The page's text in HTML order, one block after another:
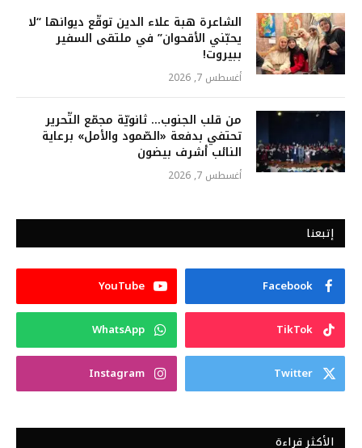
الشاعرة هبة علاء الدين توقّع ديوانها “لا
يحبّني الأقحوان” في ملتقى السفير
ببيروت!
أغسطس 7, 2026
من قلب الجنوب… ثانويّة مجمّع التّحرير
تحتفي بدفعة «الصّمود والأمل» برعاية
النائب أشرف بيضون
أغسطس 7, 2026
إتبعنا
Facebook
YouTube
TikTok
WhatsApp
Twitter
Instagram
الأكثر قراءة